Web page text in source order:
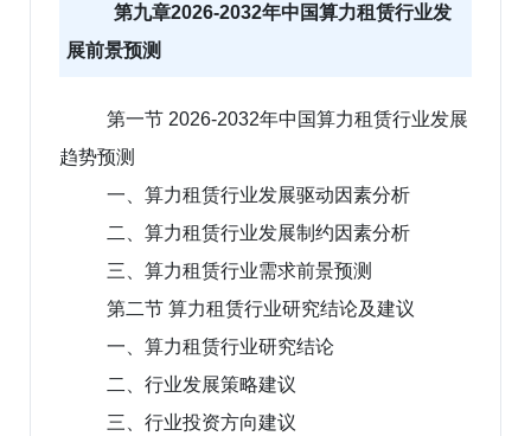
第九章2026-2032年中国算力租赁行业发
展前景预测
第一节 2026-2032年中国算力租赁行业发展
趋势预测
一、算力租赁行业发展驱动因素分析
二、算力租赁行业发展制约因素分析
三、算力租赁行业需求前景预测
第二节 算力租赁行业研究结论及建议
一、算力租赁行业研究结论
二、行业发展策略建议
三、行业投资方向建议